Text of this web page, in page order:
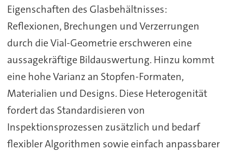
Eigenschaften des Glasbehältnisses:
Reflexionen, Brechungen und Verzerrungen
durch die Vial-Geometrie erschweren eine
aussagekräftige Bildauswertung. Hinzu kommt
eine hohe Varianz an Stopfen-Formaten,
Materialien und Designs. Diese Heterogenität
fordert das Standardisieren von
Inspektionsprozessen zusätzlich und bedarf
flexibler Algorithmen sowie einfach anpassbarer